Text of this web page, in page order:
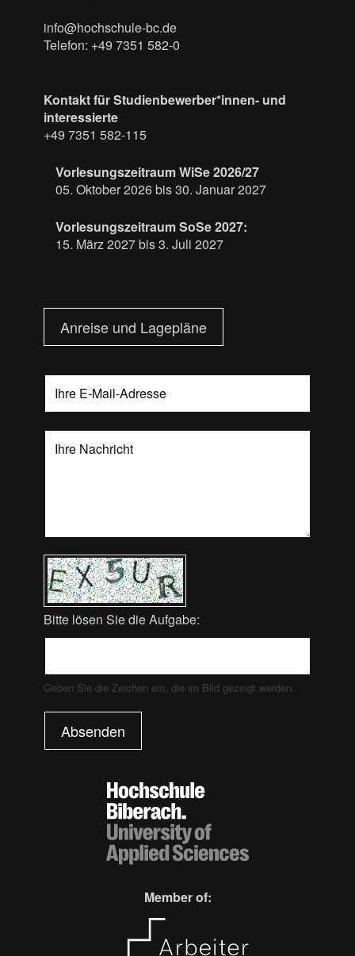
info@hochschule-bc.de
Telefon: +49 7351 582-0
Kontakt für Studienbewerber*innen- und
interessierte
+49 7351 582-115
Vorlesungszeitraum WiSe 2026/27
05. Oktober 2026 bis 30. Januar 2027
Vorlesungszeitraum SoSe 2027:
15. März 2027 bis 3. Juli 2027
Anreise und Lagepläne
Bitte lösen Sie die Aufgabe:
Geben Sie die Zeichen ein, die im Bild gezeigt werden.
Absenden
Member of: